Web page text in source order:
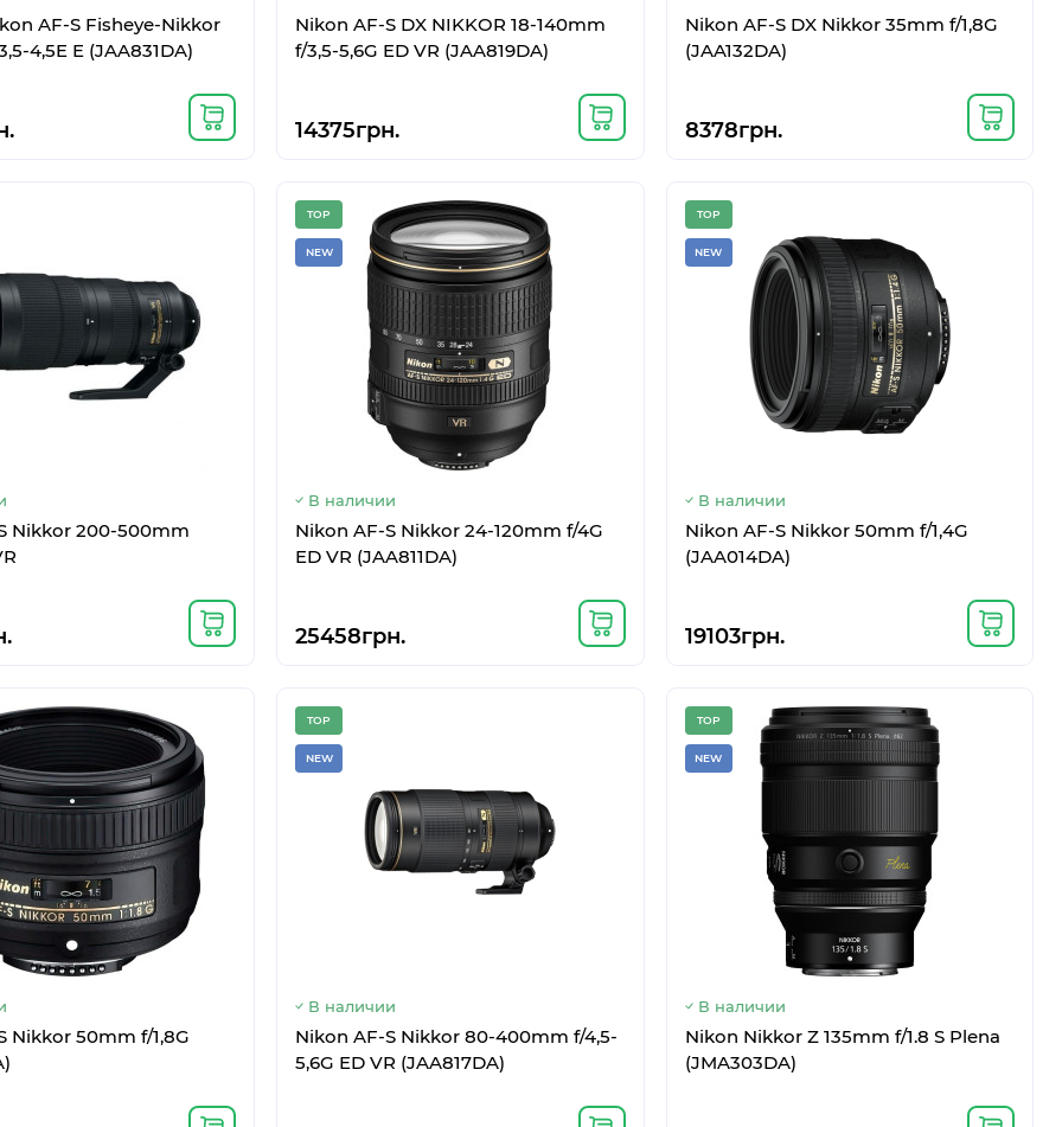
Google Pixel 2 128GB Clearly White
Код: Samsung Galaxy Z Flip 5G SM-F707 8/256GB
Mystic Gray
AF-S Fisheye-Nikkor
4,5E E (JAA831DA)
Nikon AF-S DX NIKKOR 18-140mm
f/3,5-5,6G ED VR (JAA819DA)
14375грн.
Nikon AF-S DX Nikkor 35mm f/1,8G
(JAA132DA)
8378грн.
Nikkor 200-500mm
TOP
NEW
В наличии
Nikon AF-S Nikkor 24-120mm f/4G
ED VR (JAA811DA)
25458грн.
TOP
NEW
В наличии
Nikon AF-S Nikkor 50mm f/1,4G
(JAA014DA)
19103грн.
Nikkor 50mm f/1,8G
TOP
NEW
В наличии
Nikon AF-S Nikkor 80-400mm f/4,5-
5,6G ED VR (JAA817DA)
TOP
NEW
В наличии
Nikon Nikkor Z 135mm f/1.8 S Plena
(JMA303DA)